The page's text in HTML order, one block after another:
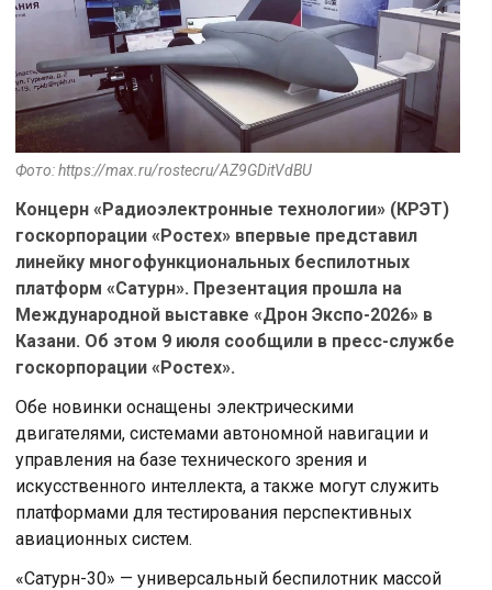
Фото: https://max.ru/rostecru/AZ9GDitVdBU
Концерн «Радиоэлектронные технологии» (КРЭТ)
госкорпорации «Ростех» впервые представил
линейку многофункциональных беспилотных
платформ «Сатурн». Презентация прошла на
Международной выставке «Дрон Экспо-2026» в
Казани. Об этом 9 июля сообщили в пресс-службе
госкорпорации «Ростех».
Обе новинки оснащены электрическими
двигателями, системами автономной навигации и
управления на базе технического зрения и
искусственного интеллекта, а также могут служить
платформами для тестирования перспективных
авиационных систем.
«Сатурн-30» — универсальный беспилотник массой